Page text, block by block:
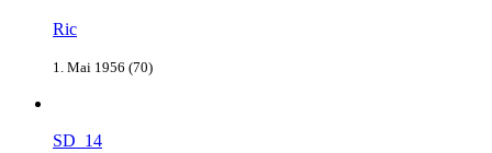
Ric
1. Mai 1956 (70)
SD_14